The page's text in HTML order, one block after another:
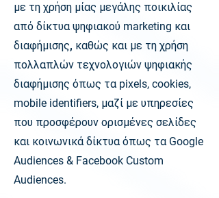
με τη χρήση μίας μεγάλης ποικιλίας
από δίκτυα ψηφιακού marketing και
διαφήμισης, καθώς και με τη χρήση
πολλαπλών τεχνολογιών ψηφιακής
διαφήμισης όπως τα pixels, cookies,
mobile identifiers, μαζί με υπηρεσίες
που προσφέρουν ορισμένες σελίδες
και κοινωνικά δίκτυα όπως τα Google
Audiences & Facebook Custom
Audiences.